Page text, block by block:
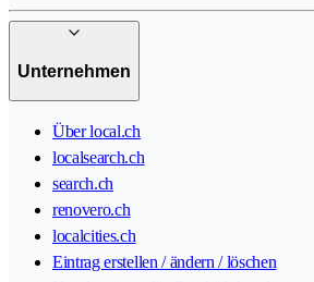
Unternehmen
Über local.ch
localsearch.ch
search.ch
renovero.ch
localcities.ch
Eintrag erstellen / ändern / löschen